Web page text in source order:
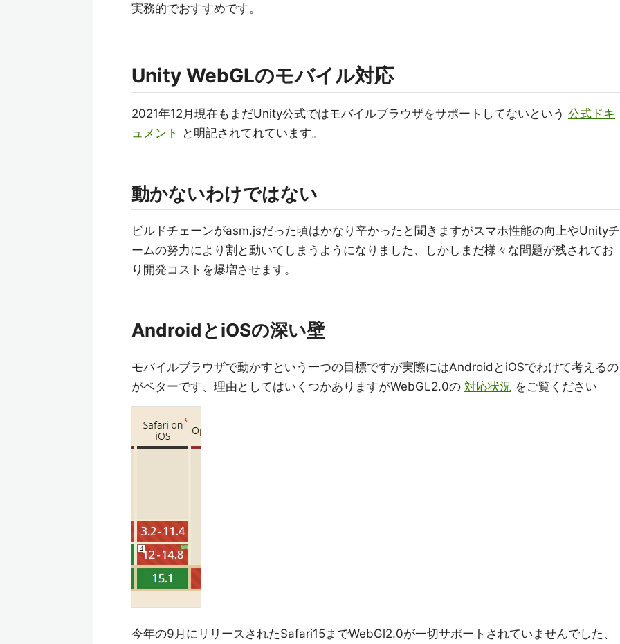
実務的でおすすめです。
Unity WebGLのモバイル対応
2021年12月現在もまだUnity公式ではモバイルブラウザをサポートしてないという 公式ドキ
ュメント と明記されてれています。
動かないわけではない
ビルドチェーンがasm.jsだった頃はかなり辛かったと聞きますがスマホ性能の向上やUnityチ
ームの努力により割と動いてしまうようになりました、しかしまだ様々な問題が残されてお
り開発コストを爆増させます。
AndroidとiOSの深い壁
モバイルブラウザで動かすという一つの目標ですが実際にはAndroidとiOSでわけて考えるの
がベターです、理由としてはいくつかありますがWebGL2.0の 対応状況 をご覧ください
今年の9月にリリースされたSafari15までWebGl2.0が一切サポートされていませんでした、